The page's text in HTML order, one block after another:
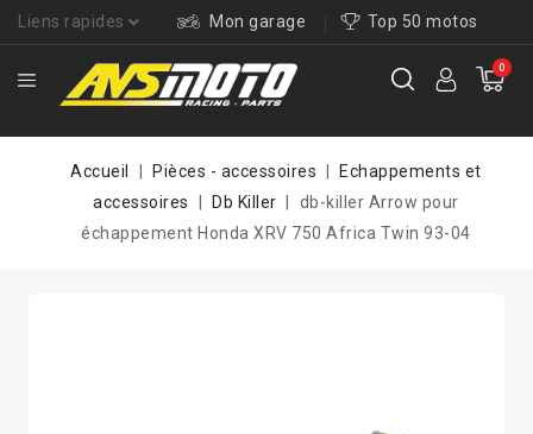
Liens rapides Mon garage Top 50 motos
0
Accueil Pièces - accessoires
Echappements et
accessoires
Db Killer
db-killer Arrow pour
échappement Honda XRV 750 Africa Twin 93-04